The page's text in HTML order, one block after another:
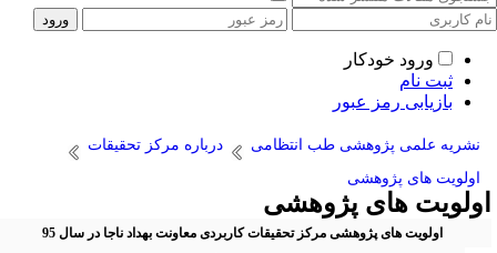
ورود خودکار
ثبت نام
بازیابی رمز عبور
نشریه علمی پژوهشی طب انتظامی
درباره مرکز تحقیقات
اولویت های پژوهشی
های پژوهشی
اولویت های پژوهشی مرکز تحقیقات کاربردی معاونت بهداد ناجا در سال 95